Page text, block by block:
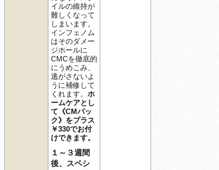
イルの維持が
難しくなって
しまいます。
インフェノム
はそのダメー
ジホールに
CMCを徹底的
にうめこみ、
逃がさないよ
うに補修して
くれます。 ホ
ームケアとし
て《CMパッ
ク》 をプラス
￥330でお付
けできます。
１～３週間
後、スペシ